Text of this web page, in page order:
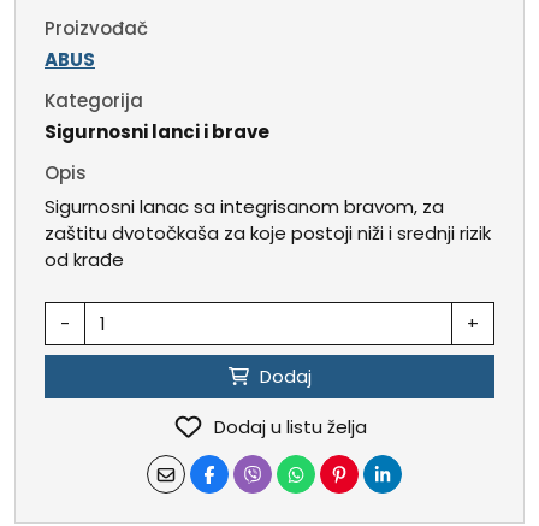
Proizvođač
ABUS
Kategorija
Sigurnosni lanci i brave
Opis
Sigurnosni lanac sa integrisanom bravom, za
zaštitu dvotočkaša za koje postoji niži i srednji rizik
od krađe
- +
Dodaj
Dodaj u listu želja